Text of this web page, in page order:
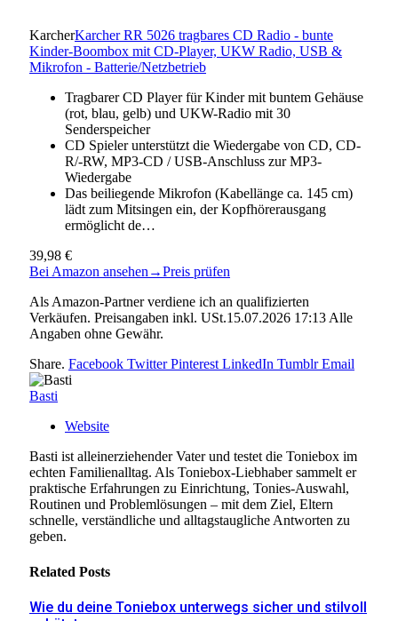
KarcherKarcher RR 5026 tragbares CD Radio - bunte
Kinder-Boombox mit CD-Player, UKW Radio, USB &
Mikrofon - Batterie/Netzbetrieb
Tragbarer CD Player für Kinder mit buntem Gehäuse
(rot, blau, gelb) und UKW-Radio mit 30
Senderspeicher
CD Spieler unterstützt die Wiedergabe von CD, CD-
R/-RW, MP3-CD / USB-Anschluss zur MP3-
Wiedergabe
Das beiliegende Mikrofon (Kabellänge ca. 145 cm)
lädt zum Mitsingen ein, der Kopfhörerausgang
ermöglicht de…
39,98 €
Bei Amazon ansehen→Preis prüfen
Als Amazon-Partner verdiene ich an qualifizierten
Verkäufen. Preisangaben inkl. USt.15.07.2026 17:13 Alle
Angaben ohne Gewähr.
Share. Facebook Twitter Pinterest LinkedIn Tumblr Email
Basti
Website
Basti ist alleinerziehender Vater und testet die Toniebox im
echten Familienalltag. Als Toniebox-Liebhaber sammelt er
praktische Erfahrungen zu Einrichtung, Tonies-Auswahl,
Routinen und Problemlösungen – mit dem Ziel, Eltern
schnelle, verständliche und alltagstaugliche Antworten zu
geben.
Related Posts
Wie du deine Toniebox unterwegs sicher und stilvoll